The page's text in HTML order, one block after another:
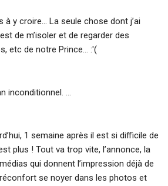
à y croire… La seule chose dont j’ai
de m’isoler et de regarder des
etc de notre Prince… :'(
inconditionnel. …
1 semaine après il est si difficile de
plus ! Tout va trop vite, l’annonce, la
qui donnent l’impression déjà de
se noyer dans les photos et